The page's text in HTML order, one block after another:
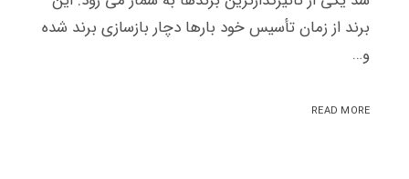
برند از زمان تأسیس خود بارها دچار بازسازی برند شده
و…
READ MORE